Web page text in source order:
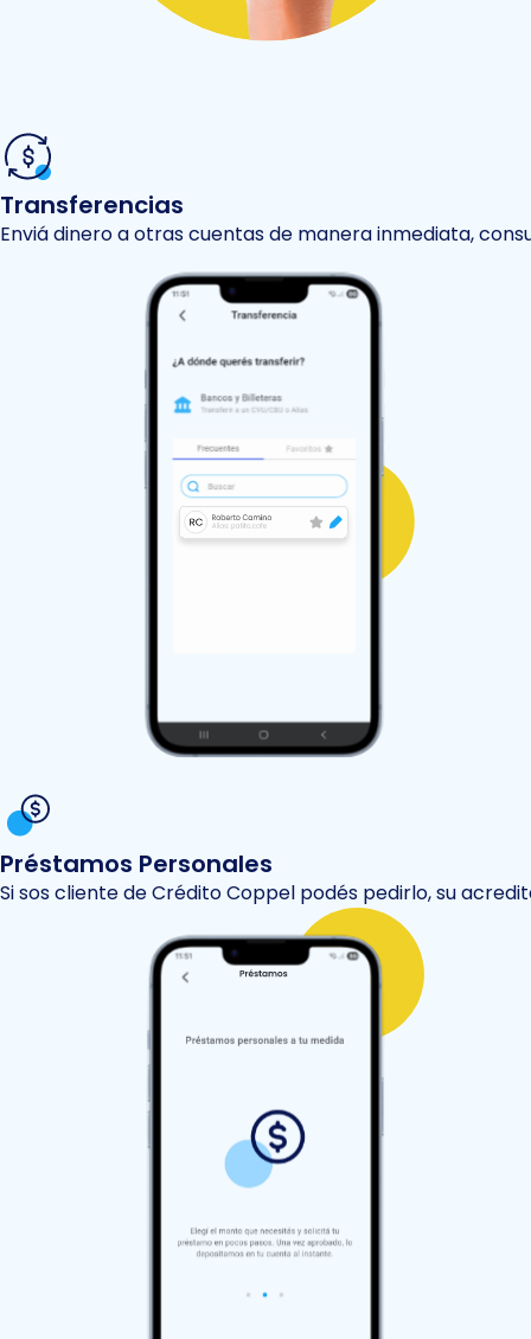
Transferencias
Enviá dinero a otras cuentas de manera inmediata,
Préstamos Personales
Si sos cliente de Crédito Coppel podés pedirlo, su